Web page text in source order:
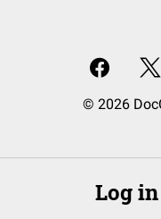
© 2026
Log